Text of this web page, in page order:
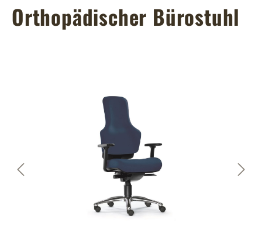
Orthopädischer Bürostuhl
Bildergalerie überspringen